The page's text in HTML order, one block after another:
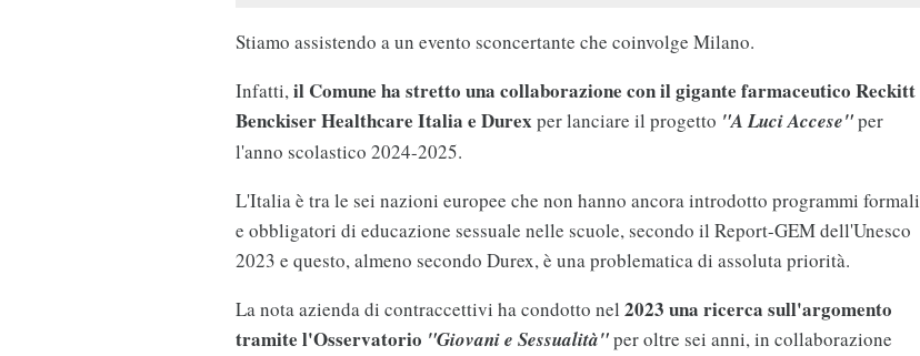
Stiamo assistendo a un evento sconcertante che coinvolge Milano.
Infatti,il Comune ha stretto una collaborazione con il gigante farmaceutico Reckitt
Benckiser Healthcare Italia e Durex per lanciare il progetto "A Luci Accese"per
l'anno scolastico 2024-2025.
L'Italia è tra le sei nazioni europee che non hanno ancora introdotto programmi formali
e obbligatori di educazione sessuale nelle scuole, secondo il Report-GEM dell'Unesco
2023 e questo, almeno secondo Durex, è una problematica di assoluta priorità.
La nota azienda di contraccettivi ha condotto nel 2023 una ricerca sull'argomento
tramite l'Osservatorio "Giovani e Sessualità"per oltre sei anni, in collaborazione